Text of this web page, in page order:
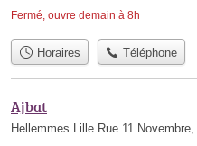
Fermé, ouvre demain à 8h
Horaires Téléphone
Ajbat
Hellemmes Lille Rue 11